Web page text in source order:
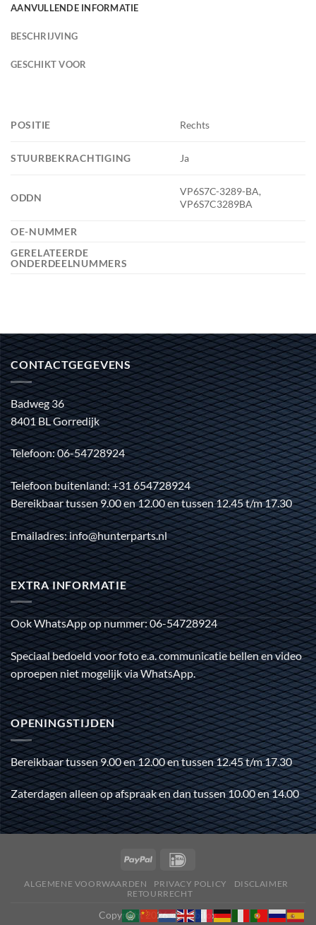
AANVULLENDE INFORMATIE
BESCHRIJVING
GESCHIKT VOOR
POSITIE Rechts
STUURBEKRACHTIGING Ja
ODDN
VP6S7C-3289-BA,
VP6S7C3289BA
OE-NUMMER
GERELATEERDE
ONDERDEELNUMMERS
CONTACTGEGEVENS
Badweg 36
8401 BL Gorredijk
Telefoon: 06-54728924
Telefoon buitenland: +31 654728924
Bereikbaar tussen 9.00 en 12.00 en tussen 12.45 t/m 17.30
Emailadres: info@hunterparts.nl
EXTRA INFORMATIE
Ook WhatsApp op nummer: 06-54728924
Speciaal bedoeld voor foto e.a. communicatie bellen en video
oproepen niet mogelijk via WhatsApp.
OPENINGSTIJDEN
Bereikbaar tussen 9.00 en 12.00 en tussen 12.45 t/m 17.30
Zaterdagen alleen op afspraak en dan tussen 10.00 en 14.00
ALGEMENE VOORWAARDEN PRIVACY POLICY
DISCLAIMER
RETOURRECHT
Copyright 2026 ©Mobilox